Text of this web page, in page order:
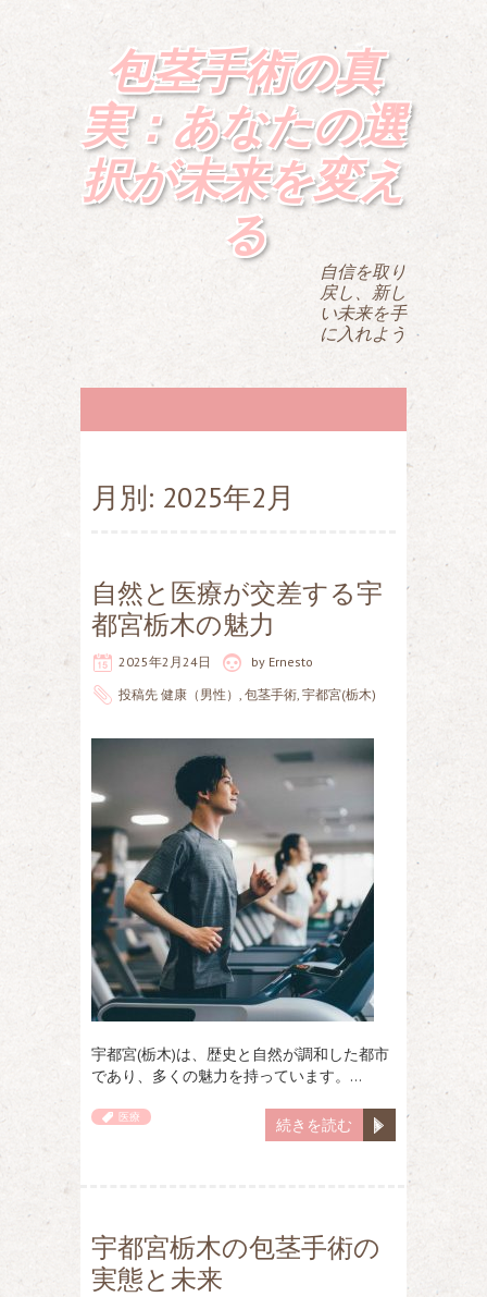
包茎手術の真
実：あなたの選
択が未来を変え
る
自信を取り
戻し、新し
い未来を手
に入れよう
月別: 2025年2月
自然と医療が交差する宇
都宮栃木の魅力
2025年2月24日 by Ernesto
投稿先 健康（男性） , 包茎手術, 宇都宮(栃木)
宇都宮(栃木)は、歴史と自然が調和した都市
であり、多くの魅力を持っています。…
続きを読む
医療
宇都宮栃木の包茎手術の
実態と未来